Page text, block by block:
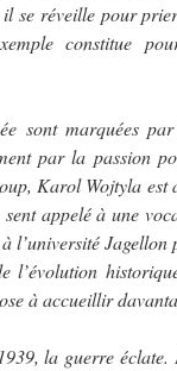
se réveille pour
constitue
sont marquées
par la passion
Karol Wojtyla est
sent appelé à une
l’université Jagellon
l’évolution
à accueillir
la guerre